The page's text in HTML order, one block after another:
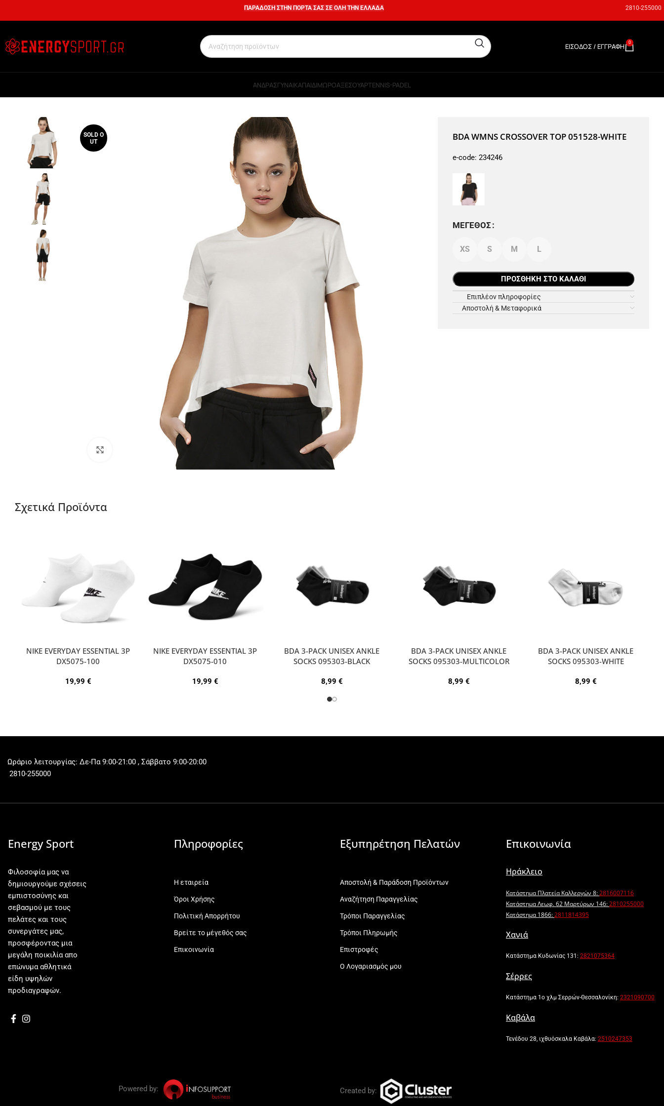
ΠΑΡΑΔΟΣΗ ΣΤΗΝ ΠΟΡΤΑ ΣΑΣ ΣΕ ΟΛΗ ΤΗΝ ΕΛΛΑΔΑ 2810-255000
ΕΊΣΟΔΟΣ / ΕΓΓΡΑΦΉ 0
ΑΝΔΡΑΣΓΥΝΑΙΚΑΠΑΙΔΙΜΩΡΟΑΞΕΣΟΥΑΡTENNIS-PADEL
SOLD O
UT
BDA WMNS CROSSOVER TOP 051528-WHITE
e-code: 234246
ΜΈΓΕΘΟΣ
XS S M L
ΠΡΟΣΘΉΚΗ ΣΤΟ ΚΑΛΆΘΙ
Επιπλέον πληροφορίες
Αποστολή & Μεταφορικά
Σχετικά Προϊόντα
NIKE EVERYDAY ESSENTIAL 3P
DX5075-100
19,99 €
NIKE EVERYDAY ESSENTIAL 3P
DX5075-010
19,99 €
BDA 3-PACK UNISEX ANKLE
SOCKS 095303-BLACK
8,99 €
ΒDA 3-PACK UNISEX ANKLE
SOCKS 095303-MULTICOLOR
8,99 €
BDA 3-PACK UNISEX ANKLE
SOCKS 095303-WHITE
8,99 €
Ωράριο λειτουργίας: Δε-Πα 9:00-21:00 , Σάββατο 9:00-20:00
2810-255000
Energy Sport
Φιλοσοφία μας να
δημιουργούμε σχέσεις
εμπιστοσύνης και
σεβασμού με τους
πελάτες και τους
συνεργάτες μας,
προσφέροντας μια
μεγάλη ποικιλία απο
επώνυμα αθλητικά
είδη υψηλών
προδιαγραφών.
Πληροφορίες
Η εταιρεία
Όροι Χρήσης
Πολιτική Απορρήτου
Βρείτε το μέγεθός σας
Επικοινωνία
Εξυπηρέτηση Πελατών
Αποστολή & Παράδοση Προϊόντων
Αναζήτηση Παραγγελίας
Τρόποι Παραγγελίας
Τρόποι Πληρωμής
Επιστροφές
Ο Λογαριασμός μου
Επικοινωνία
Ηράκλειο
Κατάστημα Πλατεία Καλλεργών 8:2816007116
Κατάστημα Λεωφ. 62 Μαρτύρων 146:2810255000
Κατάστημα 1866:2811814395
Χανιά
Κατάστημα Κυδωνίας 131: 2821075364
Σέρρες
Κατάστημα 1ο χλμ Σερρών-Θεσσαλονίκη: 2321090700
Καβάλα
Τενέδου 28, ιχθυόσκαλα Καβάλα: 2510247353
Powered by: Created by: